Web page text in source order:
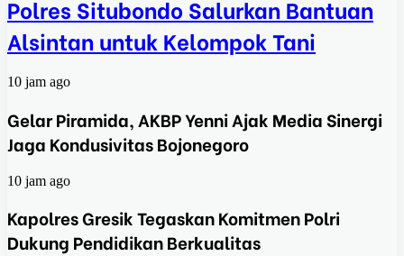
Polres Situbondo Salurkan Bantuan
Alsintan untuk Kelompok Tani
10 jam ago
Gelar Piramida, AKBP Yenni Ajak Media Sinergi
Jaga Kondusivitas Bojonegoro
10 jam ago
Kapolres Gresik Tegaskan Komitmen Polri
Dukung Pendidikan Berkualitas